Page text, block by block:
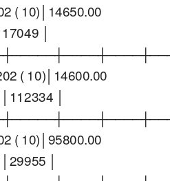
( 10)│14650.00
│
( 10)│14600.00
│
( 10)│95800.00
│